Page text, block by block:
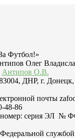
Футбол!»
Олег
Антипов О.В.
ДНР, г.
почты
48-86
серия ЭЛ №